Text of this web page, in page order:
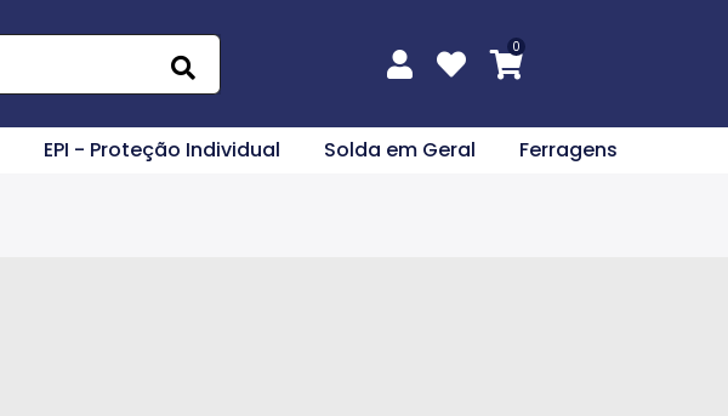
EPI - Proteção Individual Solda em Geral Ferragens